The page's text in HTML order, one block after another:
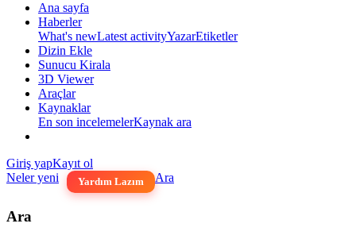
Ana sayfa
Haberler
What's newLatest activityYazarEtiketler
Dizin Ekle
Sunucu Kirala
3D Viewer
Araçlar
Kaynaklar
En son incelemelerKaynak ara
Giriş yapKayıt ol
Neler yeni
Yardım Lazım Ara
Ara